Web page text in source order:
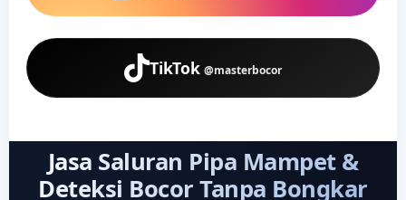
TikTok @masterbocor
Jasa Saluran Pipa Mampet &
Deteksi Bocor Tanpa Bongkar